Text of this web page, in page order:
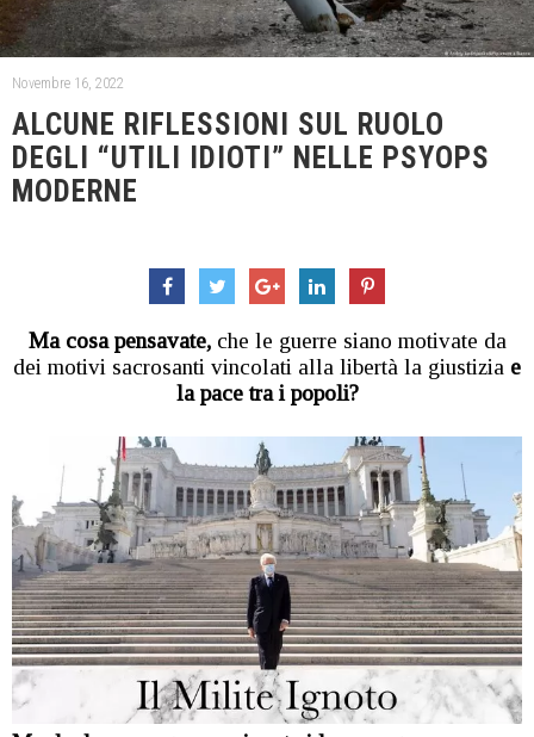
Novembre 16, 2022
ALCUNE RIFLESSIONI SUL RUOLO
DEGLI “UTILI IDIOTI” NELLE PSYOPS
MODERNE
Ma cosa pensavate,che le guerre siano motivate da
dei motivi sacrosanti vincolati alla libertà la giustizia e
la pace tra i popoli?